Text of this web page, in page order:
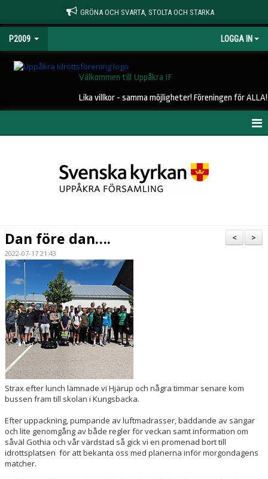
GRÖNA OCH SVARTA, STOLTA OCH STARKA
P2009 LOGGA IN
Välkommen till Uppåkra IF
Lika villkor - samma möjligheter! Föreningen för ALLA!
TRUPPEN
BILDGALLERI
DOKUMENT
KONTAKT
>
<
Dan före dan….
2022-07-17 21:43
Strax efter lunch lämnade vi Hjärup och några timmar senare kom
bussen fram till skolan i Kungsbacka.
Efter uppackning, pumpande av luftmadrasser, bäddande av sängar
och lite genomgång av både regler för veckan samt information om
såväl Gothia och vår värdstad så gick vi en promenad bort till
idrottsplatsen för att bekanta oss med planerna inför morgondagens
matcher.